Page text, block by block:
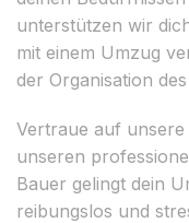
unterstützen wir
mit einem Umzug
der Organisation
Vertraue auf
unseren
Bauer gelingt dein
reibungslos und